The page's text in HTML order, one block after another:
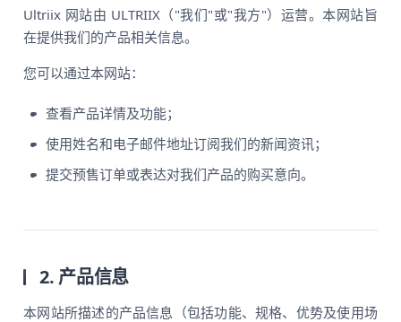
Ultriix 网站由 ULTRIIX（"我们"或"我方"）运营。本网站旨
在提供我们的产品相关信息。
您可以通过本网站：
查看产品详情及功能；
使用姓名和电子邮件地址订阅我们的新闻资讯；
提交预售订单或表达对我们产品的购买意向。
2. 产品信息
本网站所描述的产品信息（包括功能、规格、优势及使用场